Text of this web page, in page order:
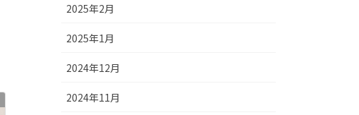
2025年2月
2025年1月
2024年12月
2024年11月